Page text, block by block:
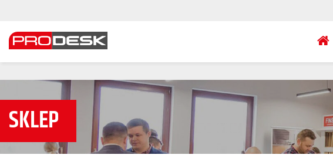
SKLEP